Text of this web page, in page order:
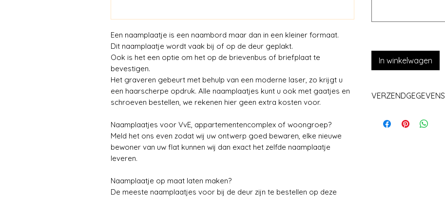
Een naamplaatje is een naambord maar dan in een kleiner formaat.
Dit naamplaatje wordt vaak bij of op de deur geplakt.
Ook is het een optie om het op de brievenbus of briefplaat te
bevestigen.
Het graveren gebeurt met behulp van een moderne laser, zo krijgt u
een haarscherpe opdruk. Alle naamplaatjes kunt u ook met gaatjes en
schroeven bestellen, we rekenen hier geen extra kosten voor.
Naamplaatjes voor VvE, appartementencomplex of woongroep?
Meld het ons even zodat wij uw ontwerp goed bewaren, elke nieuwe
bewoner van uw flat kunnen wij dan exact het zelfde naamplaatje
leveren.
Naamplaatje op maat laten maken?
De meeste naamplaatjes voor bij de deur zijn te bestellen op deze
In winkelwagen
VERZENDGEGEVENS